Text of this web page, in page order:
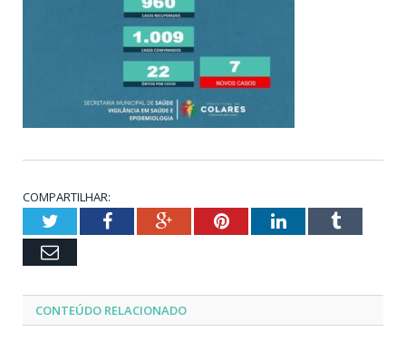
COMPARTILHAR:
TwitterFacebookGoogle+PinterestLinkedInTumblr
Email
CONTEÚDO RELACIONADO